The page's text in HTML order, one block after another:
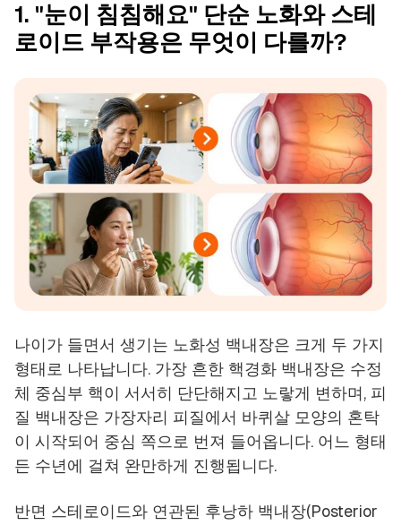
1. "눈이 침침해요" 단순 노화와 스테
로이드 부작용은 무엇이 다를까?
나이가 들면서 생기는 노화성 백내장은 크게 두 가지
형태로 나타납니다. 가장 흔한 핵경화 백내장은 수정
체 중심부 핵이 서서히 단단해지고 노랗게 변하며, 피
질 백내장은 가장자리 피질에서 바퀴살 모양의 혼탁
이 시작되어 중심 쪽으로 번져 들어옵니다. 어느 형태
든 수년에 걸쳐 완만하게 진행됩니다.
반면 스테로이드와 연관된 후낭하 백내장(Posterior